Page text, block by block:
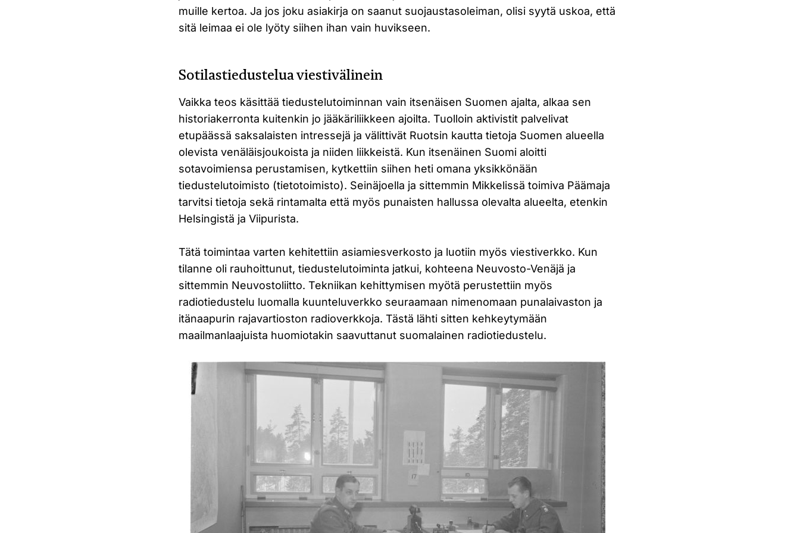
muille kertoa. Ja jos joku asiakirja on saanut suojaustasoleiman, olisi syytä uskoa, että
sitä leimaa ei ole lyöty siihen ihan vain huvikseen.
Sotilastiedustelua viestivälinein
Vaikka teos käsittää tiedustelutoiminnan vain itsenäisen Suomen ajalta, alkaa sen
historiakerronta kuitenkin jo jääkäriliikkeen ajoilta. Tuolloin aktivistit palvelivat
etupäässä saksalaisten intressejä ja välittivät Ruotsin kautta tietoja Suomen alueella
olevista venäläisjoukoista ja niiden liikkeistä. Kun itsenäinen Suomi aloitti
sotavoimiensa perustamisen, kytkettiin siihen heti omana yksikkönään
tiedustelutoimisto (tietotoimisto). Seinäjoella ja sittemmin Mikkelissä toimiva Päämaja
tarvitsi tietoja sekä rintamalta että myös punaisten hallussa olevalta alueelta, etenkin
Helsingistä ja Viipurista.
Tätä toimintaa varten kehitettiin asiamiesverkosto ja luotiin myös viestiverkko. Kun
tilanne oli rauhoittunut, tiedustelutoiminta jatkui, kohteena Neuvosto-Venäjä ja
sittemmin Neuvostoliitto. Tekniikan kehittymisen myötä perustettiin myös
radiotiedustelu luomalla kuunteluverkko seuraamaan nimenomaan punalaivaston ja
itänaapurin rajavartioston radioverkkoja. Tästä lähti sitten kehkeytymään
maailmanlaajuista huomiotakin saavuttanut suomalainen radiotiedustelu.